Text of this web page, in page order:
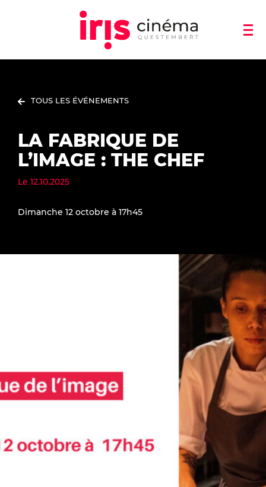
TOUS LES ÉVÉNEMENTS
LA FABRIQUE DE
L’IMAGE : THE CHEF
Le 12.10.2025
Dimanche 12 octobre à 17h45